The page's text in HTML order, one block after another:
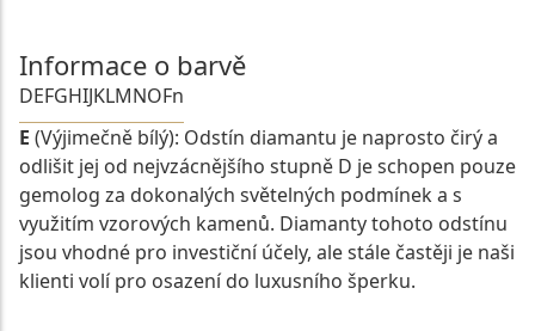
Informace o barvě
DEFGHIJKLMNOFn
E (Výjimečně bílý): Odstín diamantu je naprosto čirý a
odlišit jej od nejvzácnějšího stupně D je schopen pouze
gemolog za dokonalých světelných podmínek a s
využitím vzorových kamenů. Diamanty tohoto odstínu
jsou vhodné pro investiční účely, ale stále častěji je naši
klienti volí pro osazení do luxusního šperku.